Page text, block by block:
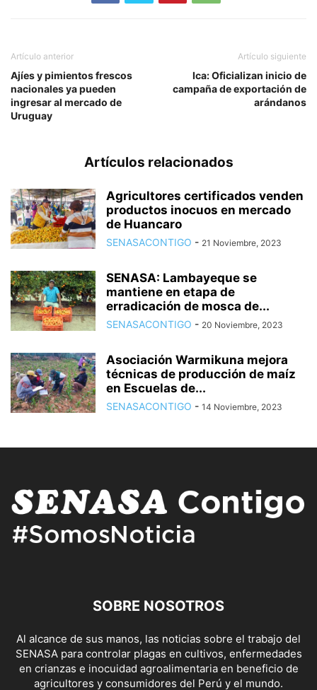
Artículo anterior
Ajíes y pimientos frescos
nacionales ya pueden
ingresar al mercado de
Uruguay
Artículo siguiente
Ica: Oficializan inicio de
campaña de exportación de
arándanos
Artículos relacionados
Agricultores certificados venden
productos inocuos en mercado
de Huancaro
SENASACONTIGO - 21 Noviembre, 2023
SENASA: Lambayeque se
mantiene en etapa de
erradicación de mosca de...
SENASACONTIGO - 20 Noviembre, 2023
Asociación Warmikuna mejora
técnicas de producción de maíz
en Escuelas de...
SENASACONTIGO - 14 Noviembre, 2023
SOBRE NOSOTROS
Al alcance de sus manos, las noticias sobre el trabajo del
SENASA para controlar plagas en cultivos, enfermedades
en crianzas e inocuidad agroalimentaria en beneficio de
agricultores y consumidores del Perú y el mundo.